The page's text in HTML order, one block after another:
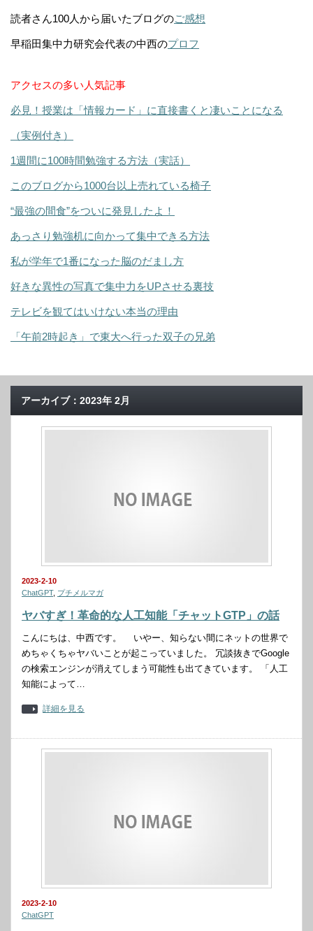
読者さん100人から届いたブログのご感想
早稲田集中力研究会代表の中西のプロフ
アクセスの多い人気記事
必見！授業は「情報カード」に直接書くと凄いことになる
（実例付き）
1週間に100時間勉強する方法（実話）
このブログから1000台以上売れている椅子
“最強の間食”をついに発見したよ！
あっさり勉強机に向かって集中できる方法
私が学年で1番になった脳のだまし方
好きな異性の写真で集中力をUPさせる裏技
テレビを観てはいけない本当の理由
「午前2時起き」で東大へ行った双子の兄弟
アーカイブ：2023年 2月
2023-2-10
ChatGPT, プチメルマガ
ヤバすぎ！革命的な人工知能「チャットGTP」の話
こんにちは、中西です。 いやー、知らない間にネットの世界で
めちゃくちゃヤバいことが起こっていました。 冗談抜きでGoogle
の検索エンジンが消えてしまう可能性も出てきています。 「人工
知能によって…
詳細を見る
2023-2-10
ChatGPT